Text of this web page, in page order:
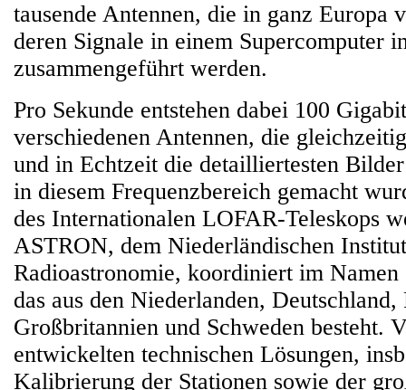
tausende Antennen, die in ganz Europa
deren Signale in einem Supercomputer
zusammengeführt werden.
Pro Sekunde entstehen dabei 100
verschiedenen Antennen, die
und in Echtzeit die detailliertesten
in diesem Frequenzbereich gemacht
des Internationalen LOFAR-Teleskops
ASTRON, dem Niederländischen
Radioastronomie, koordiniert im
das aus den Niederlanden,
Großbritannien und Schweden besteht.
entwickelten technischen Lösungen,
Kalibrierung der Stationen sowie der